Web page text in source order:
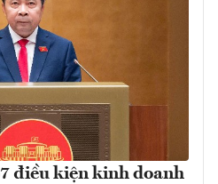
điều kiện kinh doanh